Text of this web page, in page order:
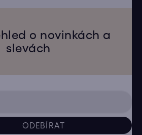
o novinkách a
slevách
ODEBÍRAT